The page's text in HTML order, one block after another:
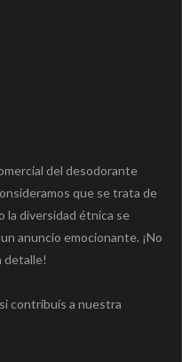
del desodorante
que se trata de
la diversidad étnica se
anuncio emocionante. ¡No
detalle!
contribuís a nuestra